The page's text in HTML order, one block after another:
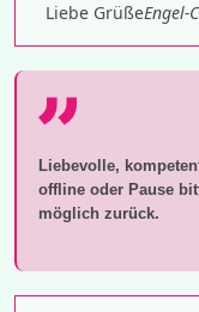
Liebe GrüßeEngel-
Liebevolle,
offline oder Pause
möglich zurück.